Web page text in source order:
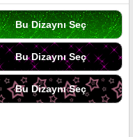
Bu Dizaynı Seç
Bu Dizaynı Seç
Bu Dizaynı Seç